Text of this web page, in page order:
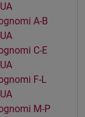
A-B
C-E
F-L
M-P